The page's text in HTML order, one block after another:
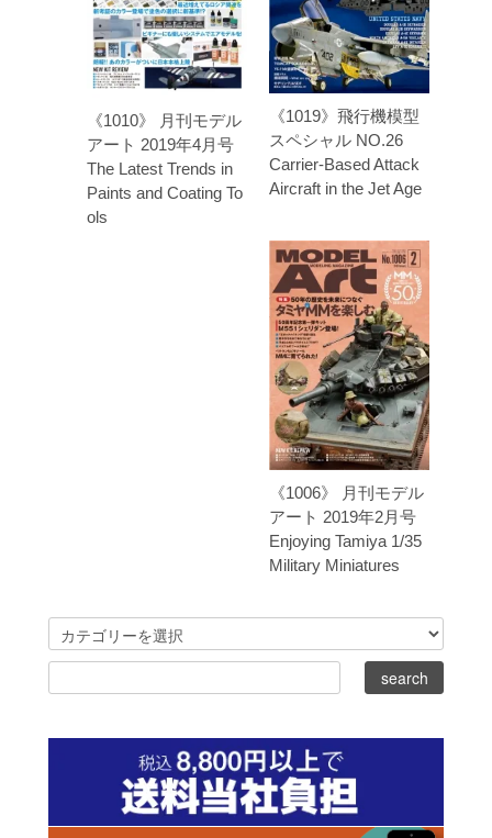
《1010》 月刊モデル
アート 2019年4月号
The Latest Trends in
Paints and Coating To
ols
《1019》飛行機模型
スペシャル NO.26
Carrier-Based Attack
Aircraft in the Jet Age
《1006》 月刊モデル
アート 2019年2月号
Enjoying Tamiya 1/35
Military Miniatures